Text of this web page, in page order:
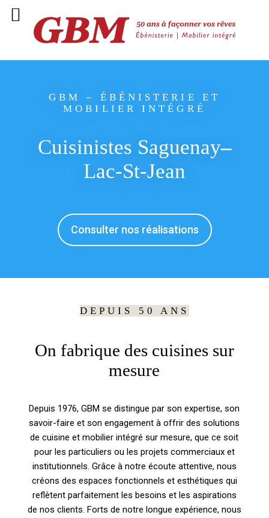
GBM – ÉBÉNISTERIE ET
MOBILIER INTÉGRÉ
Cuisinistes Saguenay–
Lac‑St‑Jean
Consulter nos réalisations
DEPUIS 50 ANS
On fabrique des cuisines sur
mesure
Depuis 1976, GBM se distingue par son expertise, son
savoir-faire et son engagement à offrir des solutions
de cuisine et mobilier intégré sur mesure, que ce soit
pour les particuliers ou les projets commerciaux et
institutionnels. Grâce à notre écoute attentive, nous
créons des espaces fonctionnels et esthétiques qui
reflètent parfaitement les besoins et les aspirations
de nos clients. Forts de notre longue expérience, nous